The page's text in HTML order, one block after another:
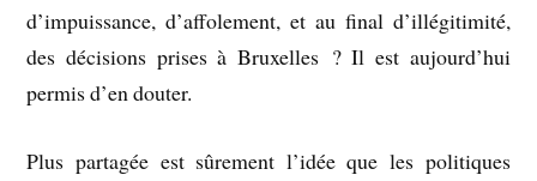
d’impuissance, d’affolement, et au final d’illégitimité,
des décisions prises à Bruxelles ? Il est aujourd’hui
permis d’en douter.
Plus partagée est sûrement l’idée que les politiques